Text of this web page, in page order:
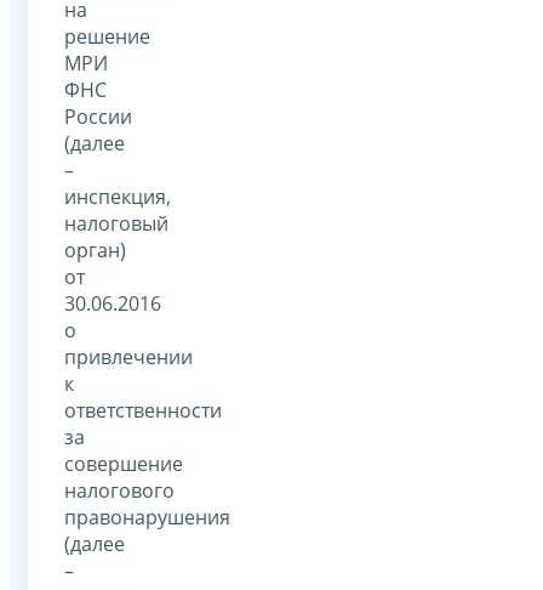
на
решение
МРИ
ФНС
России
(далее
–
инспекция,
налоговый
орган)
от
30.06.2016
о
привлечении
к
ответственности
за
совершение
налогового
правонарушения
(далее
–